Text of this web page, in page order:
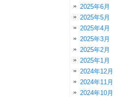
2025年6月
2025年5月
2025年4月
2025年3月
2025年2月
2025年1月
2024年12月
2024年11月
2024年10月